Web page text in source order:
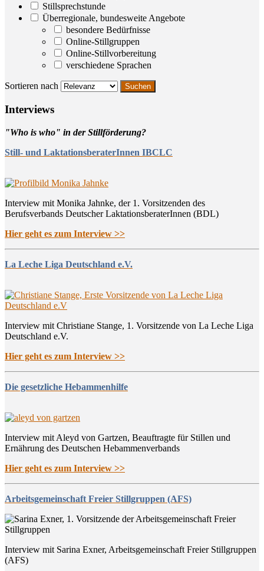
Stillsprechstunde
Überregionale, bundesweite Angebote
besondere Bedürfnisse
Online-Stillgruppen
Online-Stillvorbereitung
verschiedene Sprachen
Sortieren nach
Inter­views
"Who is who" in der Stillförderung?
Still- und LaktationsberaterInnen IBCLC
Interview mit Monika Jahnke, der 1. Vorsitzenden des
Berufsverbands Deutscher LaktationsberaterInnen (BDL)
Hier geht es zum Interview >>
La Leche Liga Deutschland e.V.
Interview mit Christiane Stange, 1. Vorsitzende von La Leche Liga
Deutschland e.V.
Hier geht es zum Interview >>
Die gesetzliche Hebammenhilfe
Interview mit Aleyd von Gartzen, Beauftragte für Stillen und
Ernährung des Deutschen Hebammenverbands
Hier geht es zum Interview >>
Arbeitsgemeinschaft Freier Stillgruppen (AFS)
Interview mit Sarina Exner, Arbeitsgemeinschaft Freier Stillgruppen
(AFS)